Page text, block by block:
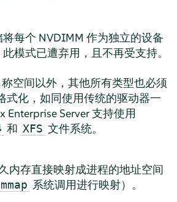
每个 NVDIMM 作为独立的设备
模式已遭弃用，且不再受支持。
空间以外，其他所有类型也必须
式化，如同使用传统的驱动器一
Enterprise Server支持使用
和 XFS 文件系统。
内存直接映射成进程的地址空间
mmap 系统调用进行映射）。